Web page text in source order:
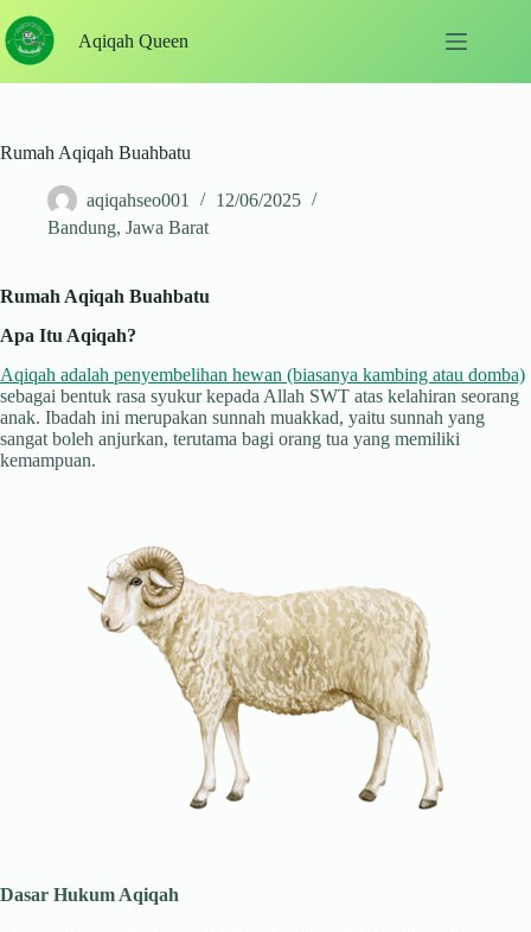
to
content
Aqiqah Queen
Rumah Aqiqah Buahbatu
aqiqahseo001
12/06/2025
Bandung, Jawa Barat
Rumah Aqiqah Buahbatu
Apa Itu Aqiqah?
Aqiqah adalah penyembelihan hewan (biasanya kambing atau domba)
sebagai bentuk rasa syukur kepada Allah SWT atas kelahiran seorang
anak. Ibadah ini merupakan sunnah muakkad, yaitu sunnah yang
sangat boleh anjurkan, terutama bagi orang tua yang memiliki
kemampuan.
Dasar Hukum Aqiqah